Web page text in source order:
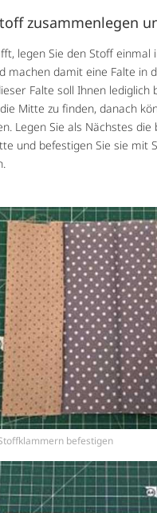
zusammenlegen
legen Sie den Stoff einmal
machen damit eine Falte in
Falte soll Ihnen lediglich
Mitte zu finden, danach
Legen Sie als Nächstes die
und befestigen Sie sie mit
befestigen